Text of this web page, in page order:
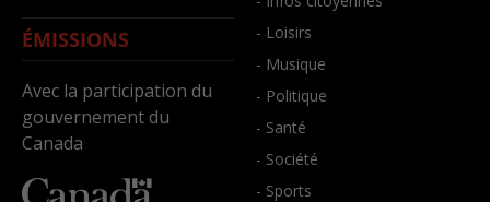
ÉMISSIONS
Avec la participation du
gouvernement du
Canada
- Loisirs
- Musique
- Politique
- Santé
- Société
- Sports